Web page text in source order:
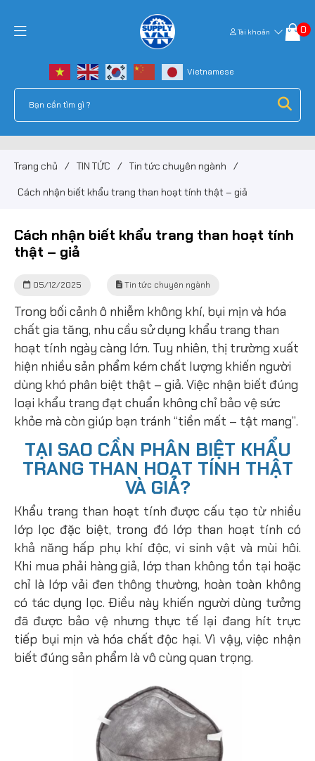
Tài khoản 0
Trang chủ / TIN TỨC / Tin tức chuyên ngành /
Cách nhận biết khẩu trang than hoạt tính thật – giả
Cách nhận biết khẩu trang than hoạt tính
thật – giả
05/12/2025 Tin tức chuyên ngành
Trong bối cảnh ô nhiễm không khí, bụi mịn và hóa
chất gia tăng, nhu cầu sử dụng khẩu trang than
hoạt tính ngày càng lớn. Tuy nhiên, thị trường xuất
hiện nhiều sản phẩm kém chất lượng khiến người
dùng khó phân biệt thật – giả. Việc nhận biết đúng
loại khẩu trang đạt chuẩn không chỉ bảo vệ sức
khỏe mà còn giúp bạn tránh “tiền mất – tật mang”.
TẠI SAO CẦN PHÂN BIỆT KHẨU
TRANG THAN HOẠT TÍNH THẬT
VÀ GIẢ?
Khẩu trang than hoạt tính được cấu tạo từ nhiều
lớp lọc đặc biệt, trong đó lớp than hoạt tính có
khả năng hấp phụ khí độc, vi sinh vật và mùi hôi.
Khi mua phải hàng giả, lớp than không tồn tại hoặc
chỉ là lớp vải đen thông thường, hoàn toàn không
có tác dụng lọc. Điều này khiến người dùng tưởng
đã được bảo vệ nhưng thực tế lại đang hít trực
tiếp bụi mịn và hóa chất độc hại. Vì vậy, việc nhận
biết đúng sản phẩm là vô cùng quan trọng.